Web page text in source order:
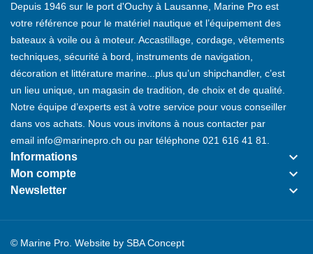
Depuis 1946 sur le port d'Ouchy à Lausanne, Marine Pro est
votre référence pour le matériel nautique et l’équipement des
bateaux à voile ou à moteur. Accastillage, cordage, vêtements
techniques, sécurité à bord, instruments de navigation,
décoration et littérature marine...plus qu’un shipchandler, c’est
un lieu unique, un magasin de tradition, de choix et de qualité.
Notre équipe d’experts est à votre service pour vous conseiller
dans vos achats. Nous vous invitons à nous contacter par
email info@marinepro.ch ou par téléphone 021 616 41 81
Informations keyboard_arrow_down
Mon compte keyboard_arrow_down
Newsletter keyboard_arrow_down
© Marine Pro. Website by SBA Concept